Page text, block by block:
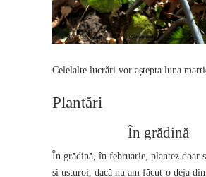
Celelalte lucrări vor aștepta luna
Plantări
În grădină
În grădină, în februarie, plantez doar
și usturoi, dacă nu am făcut-o deja din